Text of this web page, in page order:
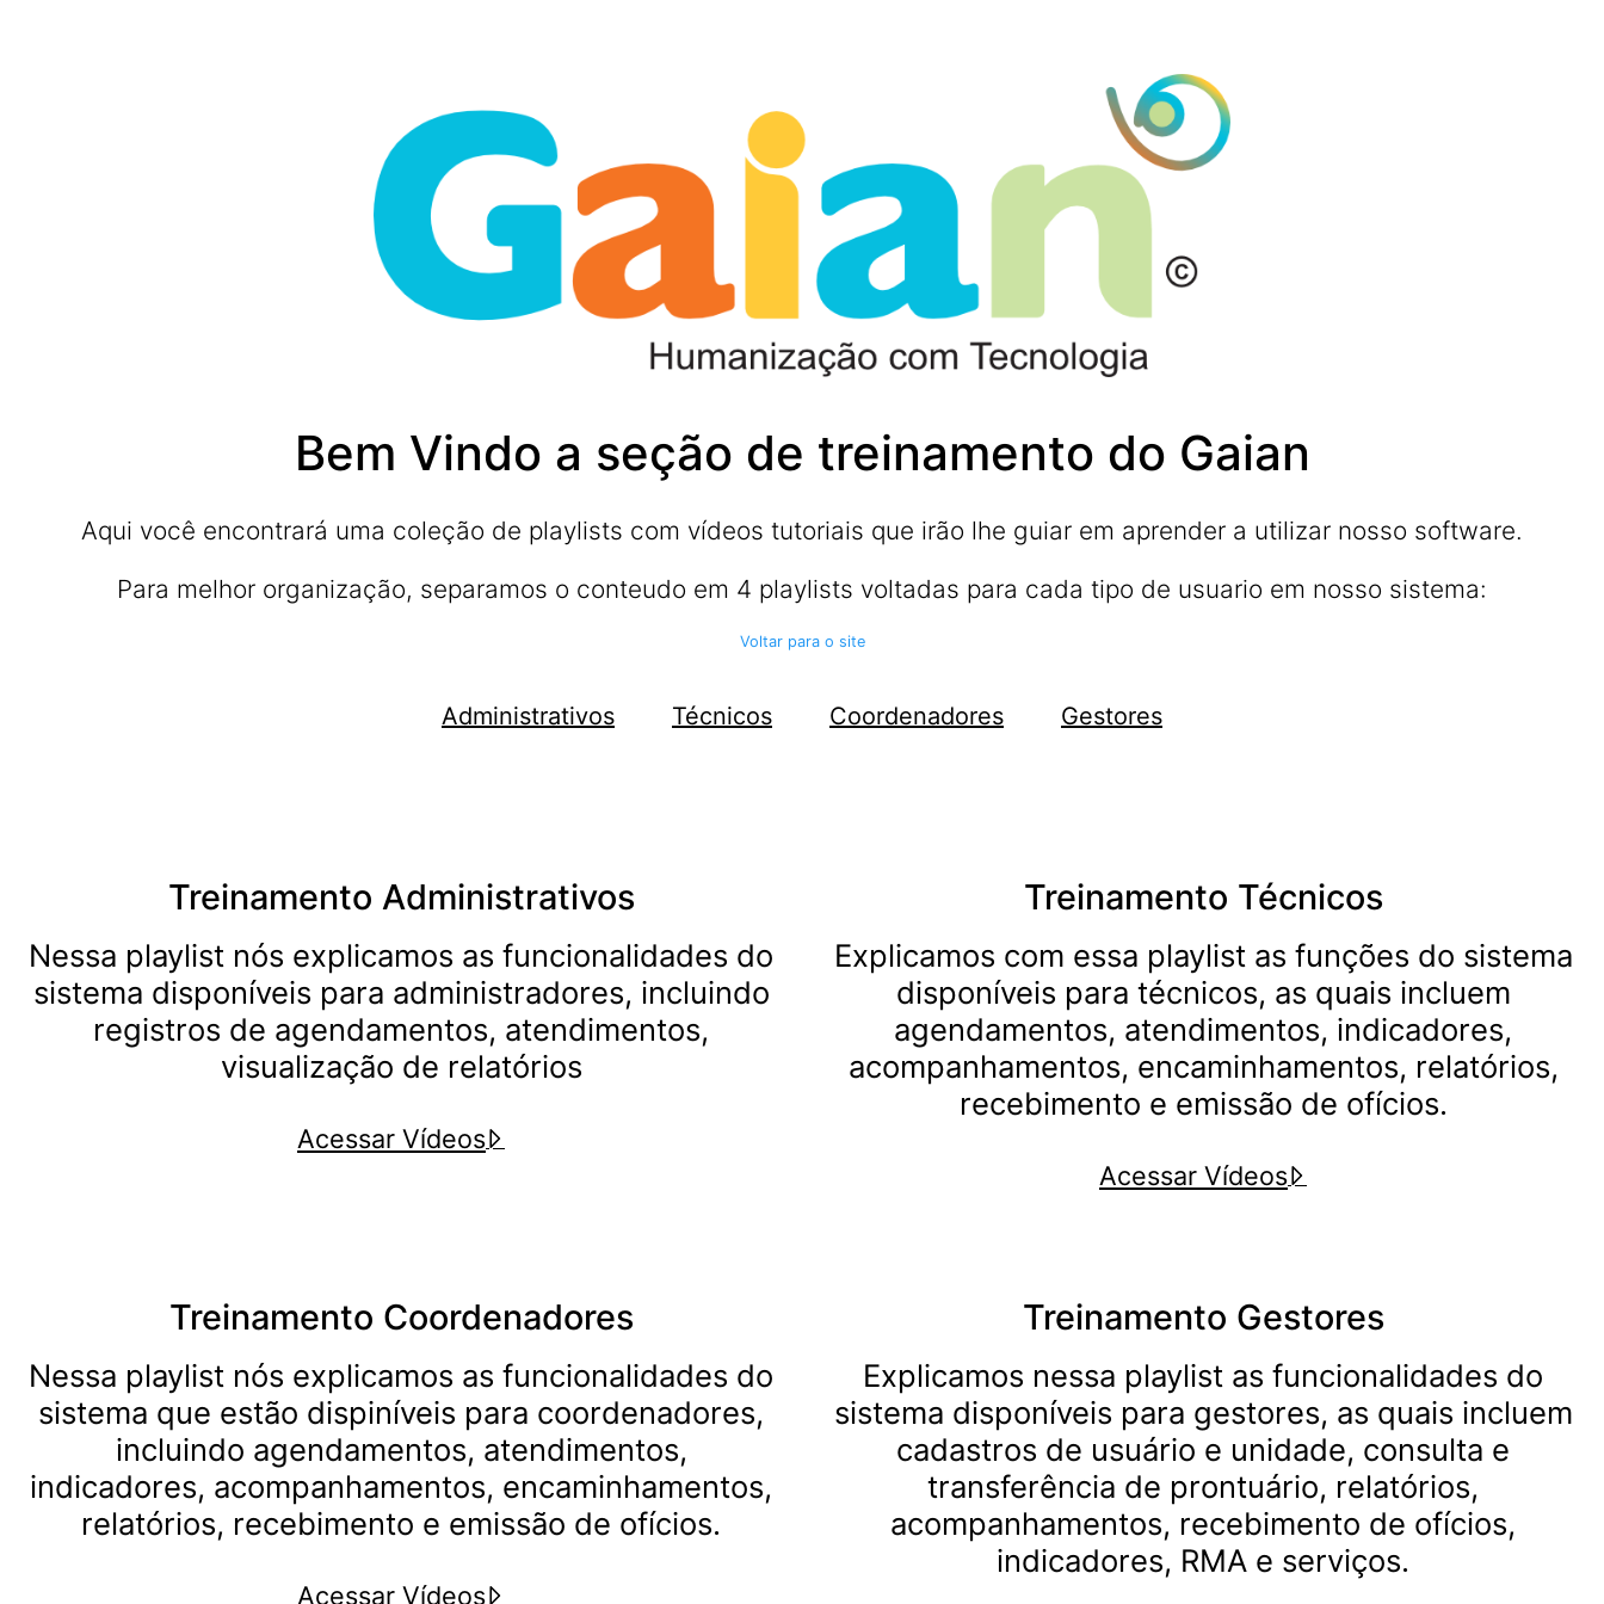
Bem Vindo a seção de treinamento do Gaian
Aqui você encontrará uma coleção de playlists com vídeos tutoriais que irão lhe guiar em aprender a utilizar nosso software.
Para melhor organização, separamos o conteudo em 4 playlists voltadas para cada tipo de usuario em nosso sistema:
Voltar para o site
Administrativos Técnicos Coordenadores Gestores
Treinamento Administrativos
Nessa playlist nós explicamos as funcionalidades do
sistema disponíveis para administradores, incluindo
registros de agendamentos, atendimentos,
visualização de relatórios
Acessar Vídeos
Treinamento Técnicos
Explicamos com essa playlist as funções do sistema
disponíveis para técnicos, as quais incluem
agendamentos, atendimentos, indicadores,
acompanhamentos, encaminhamentos, relatórios,
recebimento e emissão de ofícios.
Acessar Vídeos
Treinamento Coordenadores
Nessa playlist nós explicamos as funcionalidades do
sistema que estão dispiníveis para coordenadores,
incluindo agendamentos, atendimentos,
indicadores, acompanhamentos, encaminhamentos,
relatórios, recebimento e emissão de ofícios.
Acessar Vídeos
Treinamento Gestores
Explicamos nessa playlist as funcionalidades do
sistema disponíveis para gestores, as quais incluem
cadastros de usuário e unidade, consulta e
transferência de prontuário, relatórios,
acompanhamentos, recebimento de ofícios,
indicadores, RMA e serviços.